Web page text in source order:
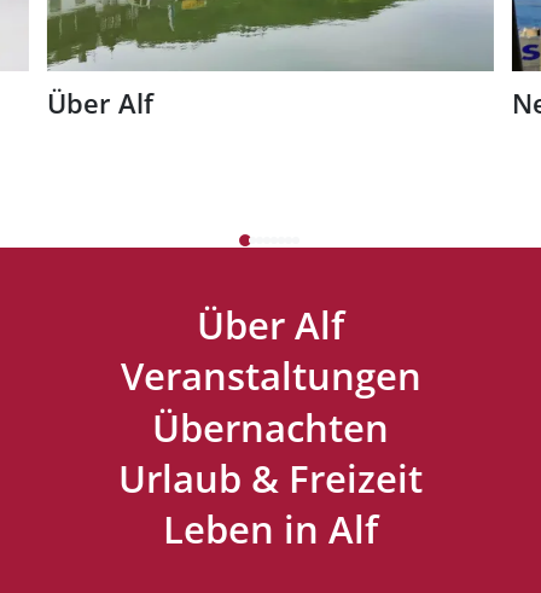
Über Alf
Über Alf
Veranstaltungen
Übernachten
Urlaub & Freizeit
Leben in Alf